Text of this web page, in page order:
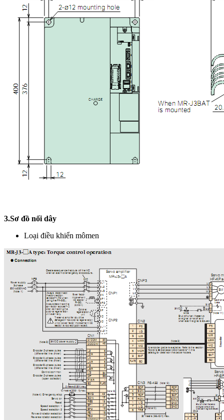
3.Sơ đồ nối dây
Loại điều khiển mômen